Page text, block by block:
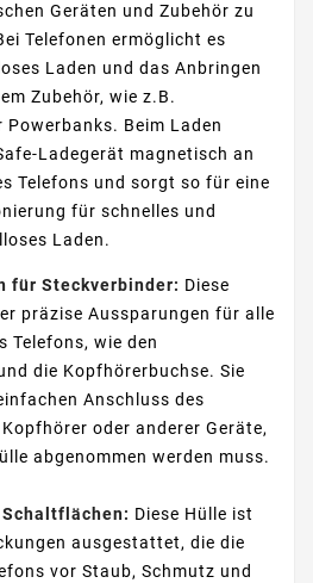
Geräten und Zubehör zu
Telefonen ermöglicht es
Laden und das Anbringen
Zubehör, wie z.B.
Powerbanks. Beim Laden
Ladegerät magnetisch an
Telefons und sorgt so für eine
für schnelles und
Laden.
für Steckverbinder: Diese
präzise Aussparungen für alle
Telefons, wie den
die Kopfhörerbuchse. Sie
Anschluss des
oder anderer Geräte,
abgenommen werden muss.
Diese Hülle ist
ausgestattet, die die
vor Staub, Schmutz und